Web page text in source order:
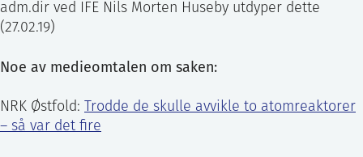
adm.dir ved IFE Nils Morten Huseby utdyper dette
(27.02.19)
Noe av medieomtalen om saken:
NRK Østfold: Trodde de skulle avvikle to atomreaktorer
– så var det fire